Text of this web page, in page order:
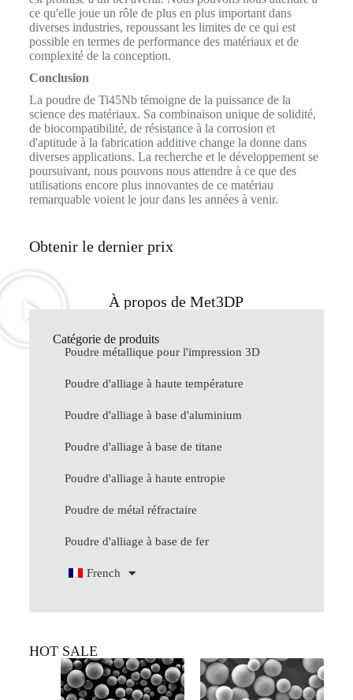
ce qu'elle joue un rôle de plus en plus important dans
diverses industries, repoussant les limites de ce qui est
possible en termes de performance des matériaux et de
complexité de la conception.
Conclusion
La poudre de Ti45Nb témoigne de la puissance de la
science des matériaux. Sa combinaison unique de solidité,
de biocompatibilité, de résistance à la corrosion et
d'aptitude à la fabrication additive change la donne dans
diverses applications. La recherche et le développement se
poursuivant, nous pouvons nous attendre à ce que des
utilisations encore plus innovantes de ce matériau
remarquable voient le jour dans les années à venir.
Obtenir le dernier prix
À propos de Met3DP
Catégorie de produits
Poudre métallique pour l'impression 3D
Poudre d'alliage à haute température
Poudre d'alliage à base d'aluminium
Poudre d'alliage à base de titane
Poudre d'alliage à haute entropie
Poudre de métal réfractaire
Poudre d'alliage à base de fer
French
HOT SALE